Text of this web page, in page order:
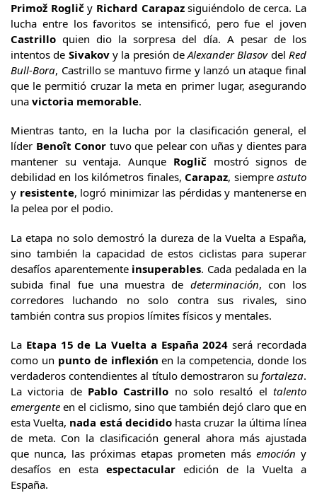
Primož Rogličy Richard Carapazsiguiéndolo de cerca. La
lucha entre los favoritos se intensificó, pero fue el joven
Castrillo quien dio la sorpresa del día. A pesar de los
intentos de Sivakovy la presión deAlexander Blasovdel Red
Bull-Bora, Castrillo se mantuvo firme y lanzó un ataque final
que le permitió cruzar la meta en primer lugar, asegurando
una victoria memorable.
Mientras tanto, en la lucha por la clasificación general, el
líder Benoît Conor tuvo que pelear con uñas y dientes para
mantener su ventaja. Aunque Rogličmostró signos de
debilidad en los kilómetros finales, Carapaz, siempreastuto
y resistente, logró minimizar las pérdidas y mantenerse en
la pelea por el podio.
La etapa no solo demostró la dureza de la Vuelta a España,
sino también la capacidad de estos ciclistas para superar
desafíos aparentemente insuperables. Cada pedalada en la
subida final fue una muestra de determinación, con los
corredores luchando no solo contra sus rivales, sino
también contra sus propios límites físicos y mentales.
La Etapa 15 de La Vuelta a España 2024 será recordada
como un punto de inflexión en la competencia, donde los
verdaderos contendientes al título demostraron su fortaleza.
La victoria de Pablo Castrillo no solo resaltó eltalento
emergente en el ciclismo, sino que también dejó claro que en
esta Vuelta, nada está decididohasta cruzar la última línea
de meta. Con la clasificación general ahora más ajustada
que nunca, las próximas etapas prometen más emoción y
desafíos en esta espectacular edición de la Vuelta a
España.